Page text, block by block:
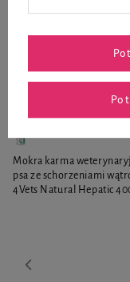
Wybrane
Ciebie i
Mokra karma
psa ze schorzeniami
4Vets Natural Hepatic